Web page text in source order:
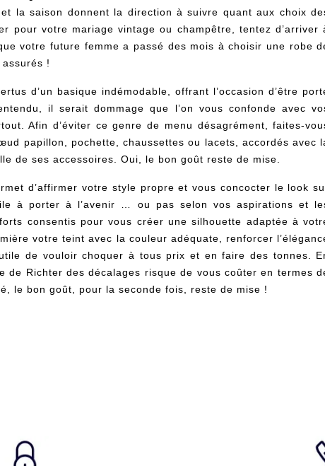
la saison donnent la direction à suivre quant aux choix
pour votre mariage vintage ou champêtre, tentez d’arriver
votre future femme a passé des mois à choisir une robe
!
d’un basique indémodable, offrant l’occasion d’être
il serait dommage que l’on vous confonde avec
Afin d’éviter ce genre de menu désagrément, faites-
papillon, pochette,chaussettes ou lacets, accordés avec
de ses accessoires. Oui, le bon goût reste de mise.
d’affirmer votre style propre et vous concocter le look
à porter à l’avenir … ou pas selon vos aspirations et
consentis pour vous créer une silhouette adaptée à
votre teint avec la couleur adéquate, renforcer
de vouloir choquer à tous prix et en faire des tonnes.
de Richter des décalages risque de vous coûter en termes
le bon goût, pour la seconde fois, reste de mise !